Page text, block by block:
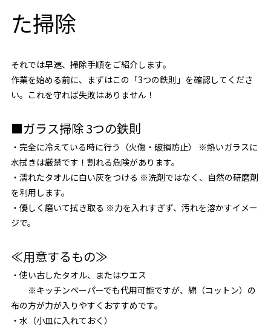
た掃除
それでは早速、掃除手順をご紹介します。
作業を始める前に、まずはこの「3つの鉄則」を確認してくださ
い。これを守れば失敗はありません！
■ガラス掃除 3つの鉄則
・完全に冷えている時に行う（火傷・破損防止） ※熱いガラスに
水拭きは厳禁です！割れる危険があります。
・濡れたタオルに白い灰をつける ※洗剤ではなく、自然の研磨剤
を利用します。
・優しく磨いて拭き取る ※力を入れすぎず、汚れを溶かすイメー
ジで。
≪用意するもの≫
・使い古したタオル、またはウエス
※キッチンペーパーでも代用可能ですが、綿（コットン）の
布の方が力が入りやすくおすすめです。
・水（小皿に入れておく）